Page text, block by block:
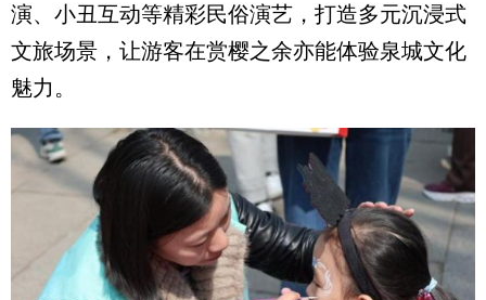
演、小丑互动等精彩民俗演艺，打造多元沉浸式
文旅场景，让游客在赏樱之余亦能体验泉城文化
魅力。